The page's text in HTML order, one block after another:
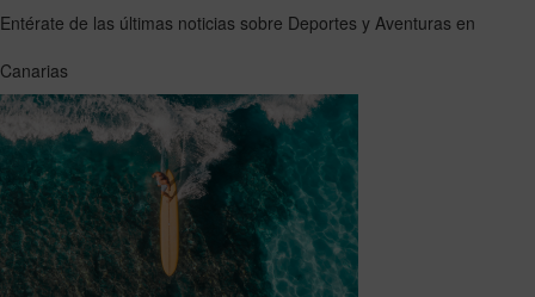
Entérate de las últimas noticias sobre Deportes y Aventuras en
Canarias